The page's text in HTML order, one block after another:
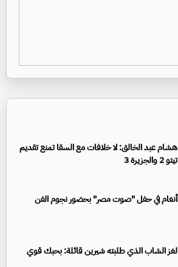
هشام عبد الخالق: لا خلافات مع السقا تمنع تقديم
تيتو 2 والجزيرة 3
أنغام في حفل "صوت مصر" بحضور نجوم الفن
لغز الشاب الذي طلبته شيرين قائلة: بحبك قوي